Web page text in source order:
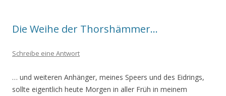
Die Weihe der Thorshämmer…
Schreibe eine Antwort
… und weiteren Anhänger, meines Speers und des Eidrings,
sollte eigentlich heute Morgen in aller Früh in meinem